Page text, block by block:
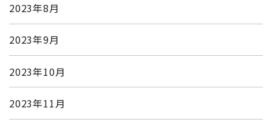
2023年8月
2023年9月
2023年10月
2023年11月